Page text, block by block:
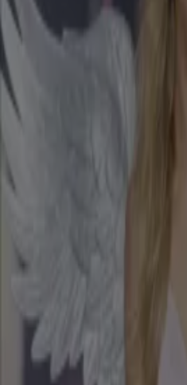
1:47
Peter Pannekoek haalt flink uit tijdens roast
18 okt 2024, 11:37
0:23
OML-Eva openhartig over haar gezondheid
18 okt 2024, 10:21
2:30
1:09
18 okt 2024, 10:12
18 okt 2024, 10:09
Merel Ek: 'Zo gaaf dat zoveel mensen de